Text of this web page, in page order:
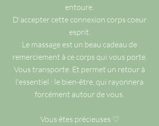
entoure.
D'accepter cette connexion corps coeur
esprit.
Le massage est un beau cadeau de
remerciement à ce corps qui vous porte.
Vous transporte. Et permet un retour à
l'essentiel : le bien-être, qui rayonnera
forcément autour de vous.
Vous êtes précieuses ♡